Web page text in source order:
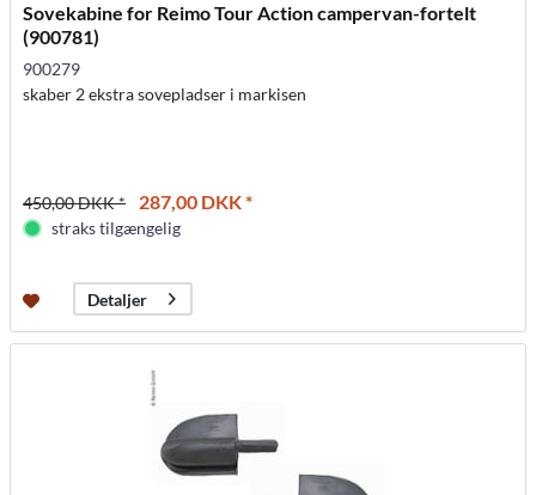
Sovekabine for Reimo Tour Action campervan-fortelt
(900781)
900279
skaber 2 ekstra sovepladser i markisen
450,00 DKK * 287,00 DKK *
straks tilgængelig
Detaljer